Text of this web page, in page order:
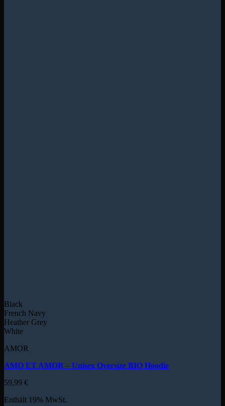
Black
French Navy
Heather Grey
White
AMOR
AMO ET AMOR – Unisex Oversize BIO Hoodie
59,99 €
Enthält 19% MwSt.